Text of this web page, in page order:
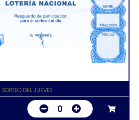
SORTEO DEL JUEVES
0